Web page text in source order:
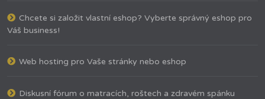
Chcete si založit vlastní eshop? Vyberte správný eshop pro
Váš business!
Web hosting pro Vaše stránky nebo eshop
Diskusní fórum o matracích, roštech a zdravém spánku